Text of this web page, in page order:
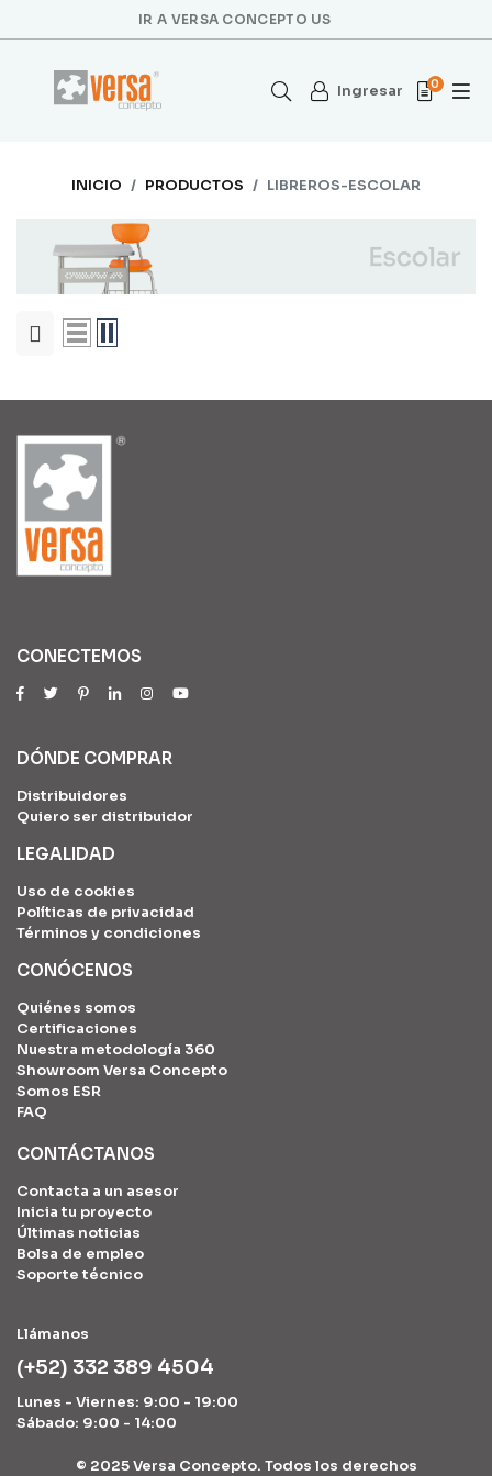
IR A VERSA CONCEPTO US
Ingresar 0
INICIO PRODUCTOS LIBREROS-ESCOLAR
CONECTEMOS
CONTÁCTANOS
Contacta a un asesor
Inicia tu proyecto
Últimas noticias
Bolsa de empleo
Soporte técnico
Llámanos
(+52) 332 389 4504
Lunes - Viernes: 9:00 - 19:00
Sábado: 9:00 - 14:00
CONÓCENOS
Quiénes somos
Certificaciones
Nuestra metodología 360
Showroom Versa Concepto
Somos ESR
FAQ
LEGALIDAD
Uso de cookies
Políticas de privacidad
Términos y condiciones
DÓNDE COMPRAR
Distribuidores
Quiero ser distribuidor
© 2025 Versa Concepto. Todos los derechos